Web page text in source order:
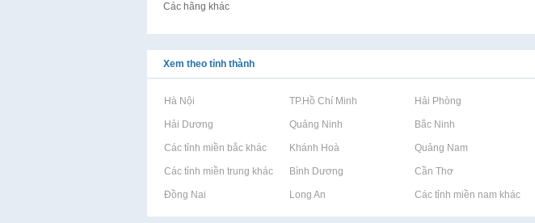
Các hãng khác
Xem theo tỉnh thành
Rao vặt tại Hà Nội Rao vặt tại TP.Hồ Chí Minh Rao vặt tại Hải Phòng Rao vặt
Rao vặt tại Hải Dương Rao vặt tại Quảng Ninh Rao vặt tại Bắc Ninh Rao vặt
Rao vặt tại Các tỉnh miền bắc khácRao vặt tại Khánh Hoà Rao vặt tại Quảng Nam Rao vặt
Rao vặt tại Các tỉnh miền trung khácRao vặt tại Bình Dương Rao vặt tại Cần Thơ Rao vặt
Rao vặt tại Đồng Nai Rao vặt tại Long An Rao vặt tại Các tỉnh miền nam khác